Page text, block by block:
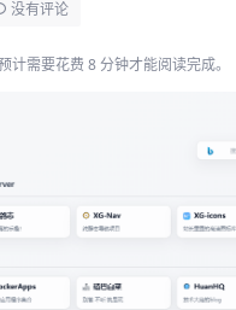
没有评论
计需要花费 8 分钟才能阅读完成。